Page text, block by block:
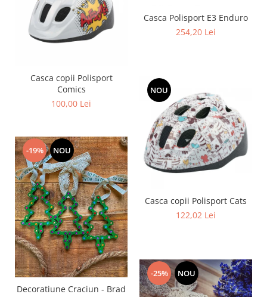
Casca Polisport E3 Enduro
254,20 Lei
Casca copii Polisport
Comics
100,00 Lei
NOU
Casca copii Polisport Cats
122,02 Lei
-19% NOU
Decoratiune Craciun - Brad
-25% NOU